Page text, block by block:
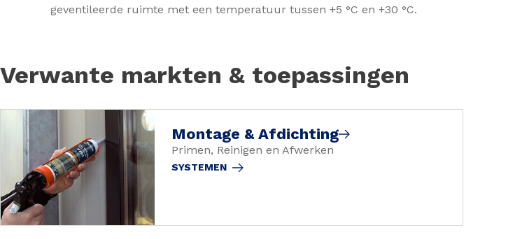
geventileerde ruimte met een temperatuur tussen +5 °C en +30 °C.
Verwante markten & toepassingen
Montage & Afdichting
Primen, Reinigen en Afwerken
SYSTEMEN